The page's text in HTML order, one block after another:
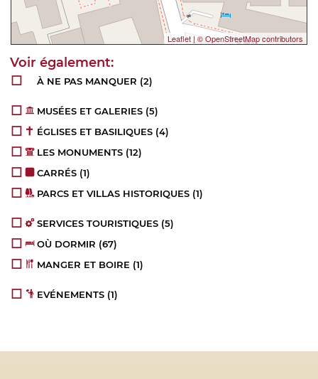
Leaflet |© OpenStreetMap contributors
À NE PAS MANQUER (2)
MUSÉES ET GALERIES (5)
ÉGLISES ET BASILIQUES (4)
LES MONUMENTS (12)
CARRÉS (1)
PARCS ET VILLAS HISTORIQUES (1)
SERVICES TOURISTIQUES (5)
OÙ DORMIR (67)
MANGER ET BOIRE (1)
EVÉNEMENTS (1)